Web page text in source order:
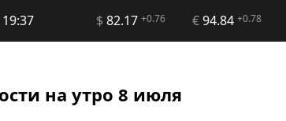
$82.17 +0.76 €94.84 +0.78
на утро 8 июля